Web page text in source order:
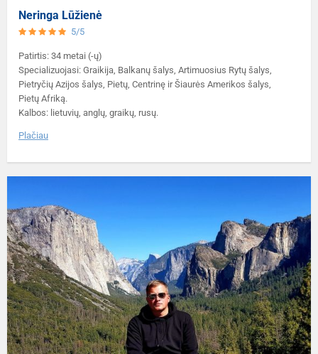
Neringa Lūžienė
5/5
Patirtis: 34 metai (-ų)
Specializuojasi: Graikija, Balkanų šalys, Artimuosius Rytų šalys,
Pietryčių Azijos šalys, Pietų, Centrinę ir Šiaurės Amerikos šalys,
Pietų Afriką.
Kalbos: lietuvių, anglų, graikų, rusų.
Plačiau